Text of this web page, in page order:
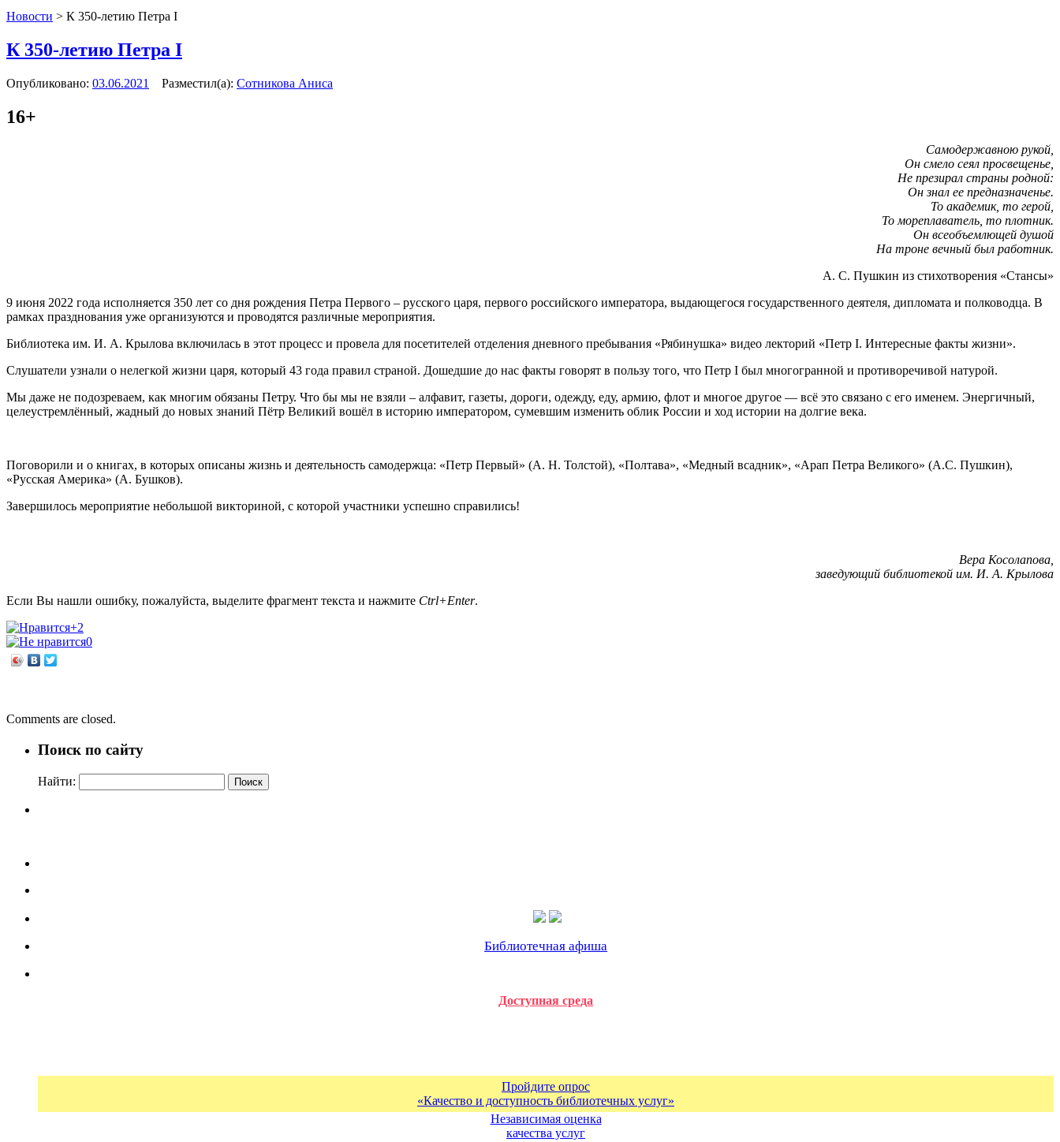
Новости > К 350-летию Петра I
К 350-летию Петра I
Опубликовано: 03.06.2021 Разместил(а): Сотникова Аниса
16+
Самодержавною рукой,
Он смело сеял просвещенье,
Не презирал страны родной:
Он знал ее предназначенье.
То академик, то герой,
То мореплаватель, то плотник.
Он всеобъемлющей душой
На троне вечный был работник.
А. С. Пушкин из стихотворения «Стансы»
9 июня 2022 года исполняется 350 лет со дня рождения Пeтра Первого – русского царя, первого российского императора, выдающегося государственного деятеля, дипломата и полководца. В
рамках празднования уже организуются и проводятся различные мероприятия.
Библиотека им. И. А. Крылова включилась в этот процесс и провела для посетителей отделения дневного пребывания «Рябинушка» видео лекторий «Петр I. Интересные факты жизни».
Слушатели узнали о нелегкой жизни царя, который 43 года правил страной. Дошедшие до нас факты говорят в пользу того, что Петр I был многогранной и противоречивой натурой.
Мы даже не подозреваем, как многим обязаны Петру. Что бы мы не взяли – алфавит, газеты, дороги, одежду, еду, армию, флот и многое другое — всё это связано с его именем. Энергичный,
целеустремлённый, жадный до новых знаний Пётр Великий вошёл в историю императором, сумевшим изменить облик России и ход истории на долгие века.
Поговорили и о книгах, в которых описаны жизнь и деятельность самодержца: «Петр Первый» (А. Н. Толстой), «Полтава», «Медный всадник», «Арап Петра Великого» (А.С. Пушкин),
«Русская Америка» (А. Бушков).
Завершилось мероприятие небольшой викториной, с которой участники успешно справились!
Вера Косолапова,
заведующий библиотекой им. И. А. Крылова
Если Вы нашли ошибку, пожалуйста, выделите фрагмент текста и нажмите Ctrl+Enter.
+2
0
Comments are closed.
Поиск по сайту
Найти:
Библиотечная афиша
Доступная среда
Пройдите опрос
«Качество и доступность библиотечных услуг»
Независимая оценка
качества услуг